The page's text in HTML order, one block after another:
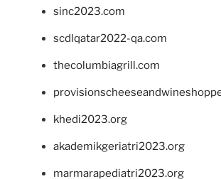
sinc2023.com
scdlqatar2022-qa.com
thecolumbiagrill.com
khedi2023.org
akademikgeriatri2023.org
marmarapediatri2023.org